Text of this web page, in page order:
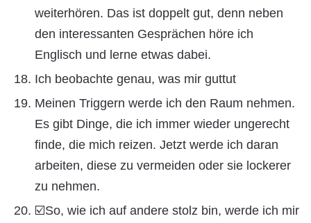
weiterhören. Das ist doppelt gut, denn neben
den interessanten Gesprächen höre ich
Englisch und lerne etwas dabei.
Ich beobachte genau, was mir guttut
Meinen Triggern werde ich den Raum nehmen.
Es gibt Dinge, die ich immer wieder ungerecht
finde, die mich reizen. Jetzt werde ich daran
arbeiten, diese zu vermeiden oder sie lockerer
zu nehmen.
☑️So, wie ich auf andere stolz bin, werde ich mir